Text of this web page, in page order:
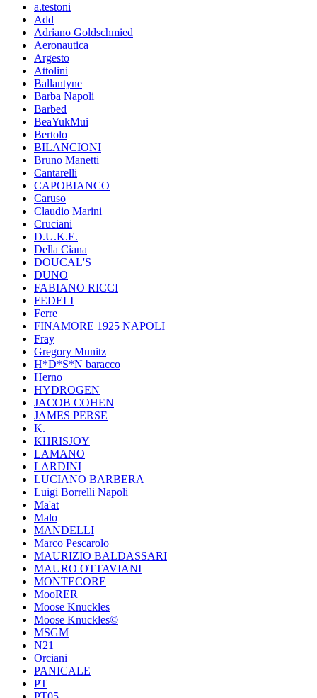
a.testoni
Add
Adriano Goldschmied
Aeronautica
Argesto
Attolini
Ballantyne
Barba Napoli
Barbed
BeaYukMui
Bertolo
BILANCIONI
Bruno Manetti
Cantarelli
CAPOBIANCO
Caruso
Claudio Marini
Cruciani
D.U.K.E.
Della Ciana
DOUCAL'S
DUNO
FABIANO RICCI
FEDELI
Ferre
FINAMORE 1925 NAPOLI
Fray
Gregory Munitz
H*D*S*N baracco
Herno
HYDROGEN
JACOB COHEN
JAMES PERSE
K.
KHRISJOY
LAMANO
LARDINI
LUCIANO BARBERA
Luigi Borrelli Napoli
Ma'at
Malo
MANDELLI
Marco Pescarolo
MAURIZIO BALDASSARI
MAURO OTTAVIANI
MONTECORE
MooRER
Moose Knuckles
Moose Knuckles©️
MSGM
N21
Orciani
PANICALE
PT